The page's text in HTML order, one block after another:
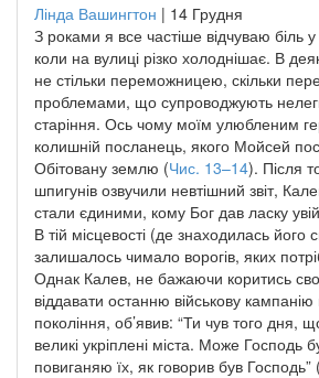
Лінда Вашингтон | 14 Грудня
З роками я все частіше відчуваю біль
коли на вулиці різко холоднішає. В
не стільки переможницею, скільки
проблемами, що супроводжують
старіння. Ось чому моїм улюбленим
колишній посланець, якого Мойсей
Обітовану землю (Чис. 13–14). Після
шпигунів озвучили невтішний звіт,
стали єдиними, кому Бог дав ласку
В тій місцевості (де знаходилась
залишалось чимало ворогів, яких
Однак Калев, не бажаючи коритись
віддавати останню військову
покоління, об’явив: “Ти чув того дня,
великі укріплені міста. Може Господь
повиганяю їх, як говорив був Господь” (